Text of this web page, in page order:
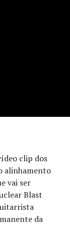
clip dos
alinhamento
vai ser
Blast
da